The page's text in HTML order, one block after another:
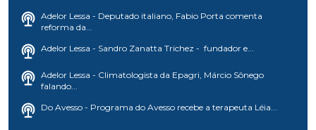
Adelor Lessa - Deputado italiano, Fabio Porta comenta
reforma da...
Adelor Lessa - Sandro Zanatta Trichez - fundador e...
Adelor Lessa - Climatologista da Epagri, Márcio Sônego
falando...
Do Avesso - Programa do Avesso recebe a terapeuta Léia...